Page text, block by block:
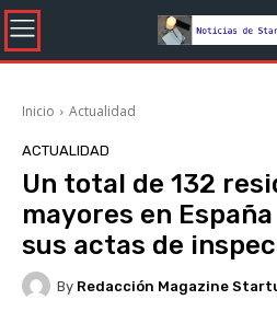
Inicio Actualidad
ACTUALIDAD
Un total de 132
mayores en
sus actas de
By Redacción Magazine